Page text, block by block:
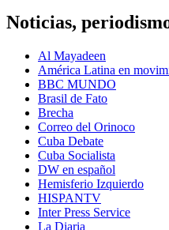
Noticias,
Al Mayadeen
América Latina en
BBC MUNDO
Brasil de Fato
Brecha
Correo del Orinoco
Cuba Debate
Cuba Socialista
DW en español
Hemisferio Izquierdo
HISPANTV
Inter Press Service
La Diaria